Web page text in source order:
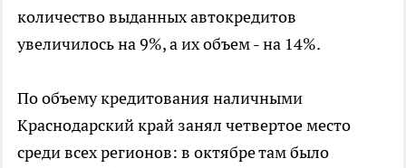
количество выданных автокредитов
увеличилось на 9%, а их объем - на 14%.
По объему кредитования наличными
Краснодарский край занял четвертое место
среди всех регионов: в октябре там было